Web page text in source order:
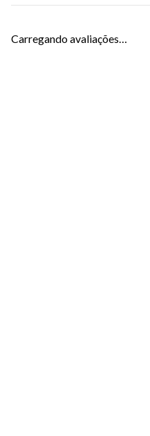
Carregando avaliações…